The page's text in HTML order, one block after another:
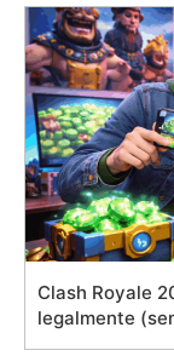
Clash Royale
legalmente